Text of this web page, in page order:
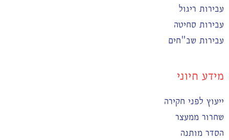
עבירות ריגול
עבירות סחיטה
עבירות שב"חים
מידע חיוני
ייעוץ לפני חקירה
שחרור ממעצר
הסדר מותנה